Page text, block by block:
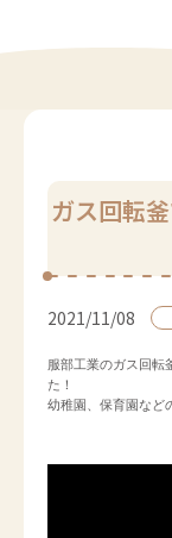
ガス回転
2021/11/08
服部工業のガス回転
た！
幼稚園、保育園など